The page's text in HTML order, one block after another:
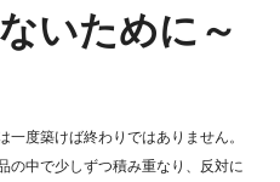
いために～
度築けば終わりではありません。
の中で少しずつ積み重なり、反対に